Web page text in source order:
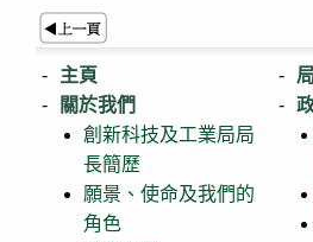
主頁
關於我們
創新科技及工業局局
長簡歷
願景、使命及我們的
角色